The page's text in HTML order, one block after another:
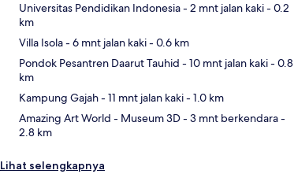
Universitas Pendidikan Indonesia- 2 mnt jalan kaki- 0.2
km
Villa Isola- 6 mnt jalan kaki- 0.6 km
Pondok Pesantren Daarut Tauhid - 10 mnt jalan kaki- 0.8
km
Kampung Gajah- 11 mnt jalan kaki- 1.0 km
Amazing Art World - Museum 3D- 3 mnt berkendara-
2.8 km
Lihat selengkapnya